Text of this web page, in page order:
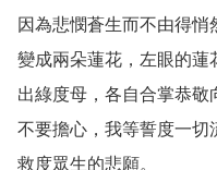
因為悲憫蒼生而不由得
變成兩朵蓮花，左眼的蓮
出綠度母，各自合掌恭敬
不要擔心，我等誓度一切
救度眾生的悲願。